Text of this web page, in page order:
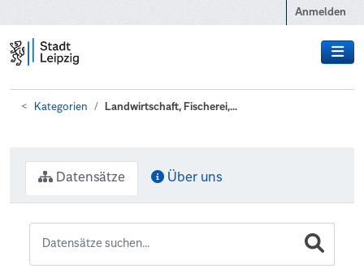
Anmelden
Kategorien Landwirtschaft, Fischerei,...
Datensätze Über uns